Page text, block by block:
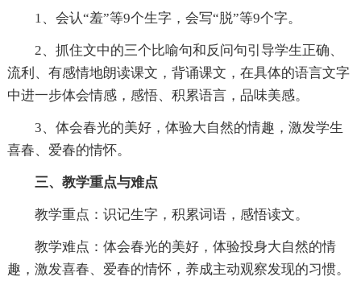
1、会认“羞”等9个生字，会写“脱”等9个字。
2、抓住文中的三个比喻句和反问句引导学生正确、
流利、有感情地朗读课文，背诵课文，在具体的语言文字
中进一步体会情感，感悟、积累语言，品味美感。
3、体会春光的美好，体验大自然的情趣，激发学生
喜春、爱春的情怀。
三、教学重点与难点
教学重点：识记生字，积累词语，感悟读文。
教学难点：体会春光的美好，体验投身大自然的情
趣，激发喜春、爱春的情怀，养成主动观察发现的习惯。